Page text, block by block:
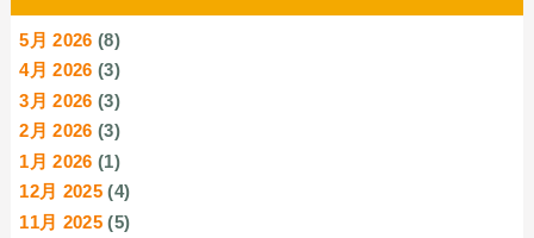
5月 2026 (8)
4月 2026 (3)
3月 2026 (3)
2月 2026 (3)
1月 2026 (1)
12月 2025 (4)
11月 2025 (5)